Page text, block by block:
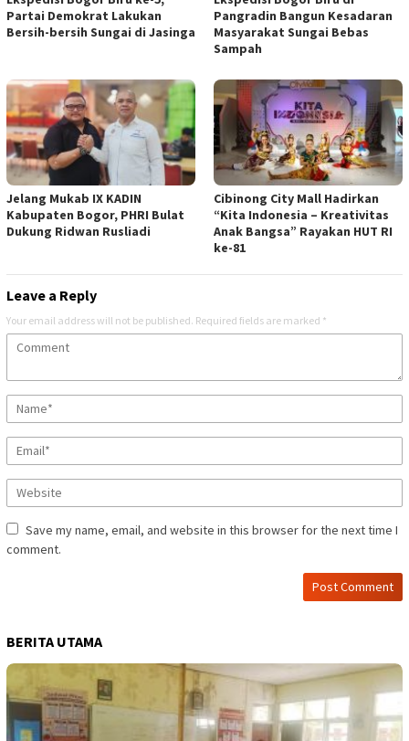
Partai Demokrat Lakukan
Bersih-bersih Sungai di Jasinga
Pangradin Bangun Kesadaran
Masyarakat Sungai Bebas
Sampah
Jelang Mukab IX KADIN
Kabupaten Bogor, PHRI Bulat
Dukung Ridwan Rusliadi
Cibinong City Mall Hadirkan
“Kita Indonesia – Kreativitas
Anak Bangsa” Rayakan HUT RI
ke-81
Leave a Reply
Your email address will not be published. Required fields are marked *
Save my name, email, and website in this browser for the next time I
comment.
BERITA UTAMA